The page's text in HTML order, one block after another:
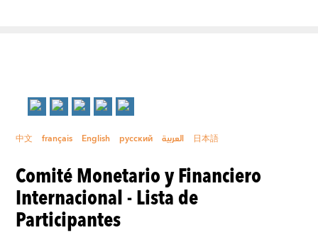
中文 français English русский العربية 日本語
Comité Monetario y Financiero
Internacional - Lista de
Participantes